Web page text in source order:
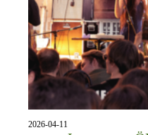
2026-04-11